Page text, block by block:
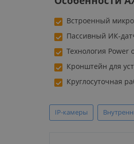
Встроенный
Пассивный ИК-
Технология Power
Кронштейн для
Круглосуточная
IP-камеры